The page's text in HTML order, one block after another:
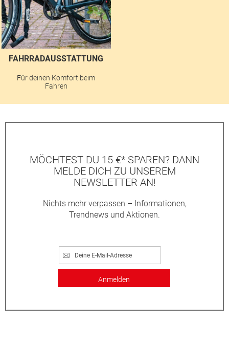
FAHRRADAUSSTATTUNG
Für deinen Komfort beim
Fahren
MÖCHTEST DU 15 €* SPAREN? DANN
MELDE DICH ZU UNSEREM
NEWSLETTER AN!
Nichts mehr verpassen – Informationen,
Trendnews und Aktionen.
Anmelden